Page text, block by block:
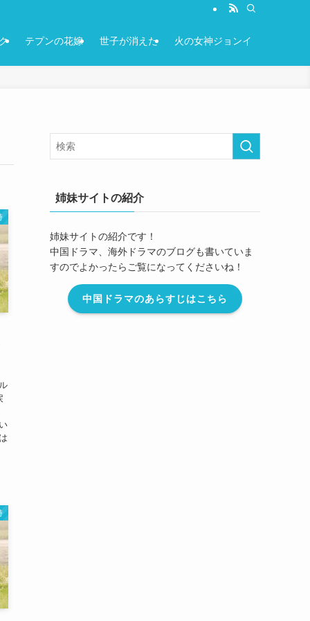
テプンの花嫁 世子が消えた 火の女神ジョンイ
姉妹サイトの紹介
姉妹サイトの紹介です！
中国ドラマ、海外ドラマのブログも書いていま
すのでよかったらご覧になってくださいね！
中国ドラマのあらすじはこちら